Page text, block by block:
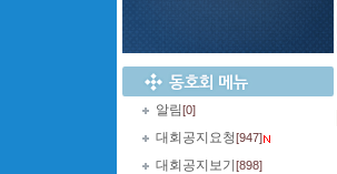
알림[0]
대회공지요청[947]
대회공지보기 [898]